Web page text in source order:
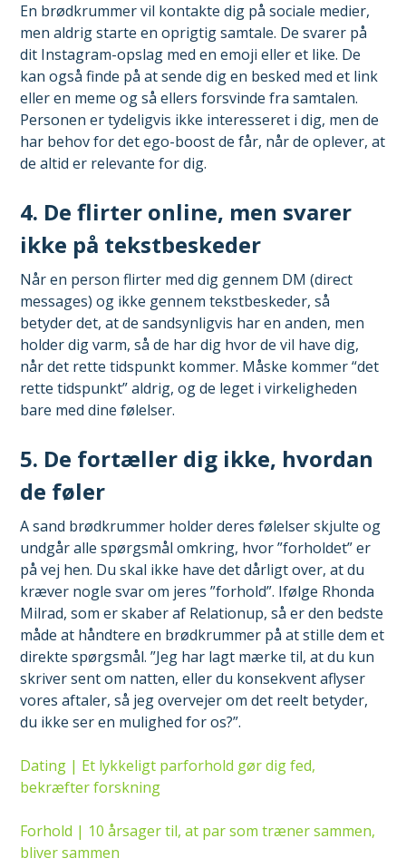
En brødkrummer vil kontakte dig på sociale medier,
men aldrig starte en oprigtig samtale. De svarer på
dit Instagram-opslag med en emoji eller et like. De
kan også finde på at sende dig en besked med et link
eller en meme og så ellers forsvinde fra samtalen.
Personen er tydeligvis ikke interesseret i dig, men de
har behov for det ego-boost de får, når de oplever, at
de altid er relevante for dig.
4. De flirter online, men svarer
ikke på tekstbeskeder
Når en person flirter med dig gennem DM (direct
messages) og ikke gennem tekstbeskeder, så
betyder det, at de sandsynligvis har en anden, men
holder dig varm, så de har dig hvor de vil have dig,
når det rette tidspunkt kommer. Måske kommer “det
rette tidspunkt” aldrig, og de leget i virkeligheden
bare med dine følelser.
5. De fortæller dig ikke, hvordan
de føler
A sand brødkrummer holder deres følelser skjulte og
undgår alle spørgsmål omkring, hvor ”forholdet” er
på vej hen. Du skal ikke have det dårligt over, at du
kræver nogle svar om jeres ”forhold”. Ifølge Rhonda
Milrad, som er skaber af Relationup, så er den bedste
måde at håndtere en brødkrummer på at stille dem et
direkte spørgsmål. ”Jeg har lagt mærke til, at du kun
skriver sent om natten, eller du konsekvent aflyser
vores aftaler, så jeg overvejer om det reelt betyder,
du ikke ser en mulighed for os?”.
Dating | Et lykkeligt parforhold gør dig fed,
bekræfter forskning
Forhold | 10 årsager til, at par som træner sammen,
bliver sammen